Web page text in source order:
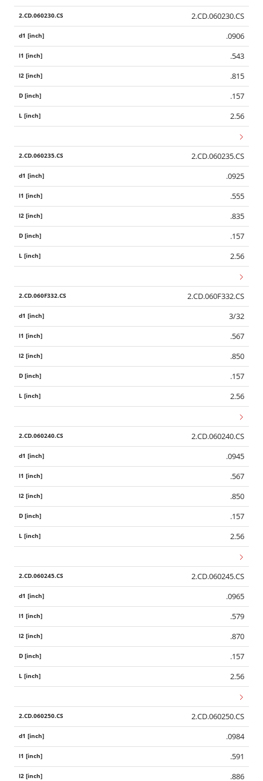
2.CD.060230.CS
.0906
.543
.815
.157
2.56
2.CD.060235.CS
.0925
.555
.835
.157
2.56
2.CD.060F332.CS
3/32
.567
.850
.157
2.56
2.CD.060240.CS
.0945
.567
.850
.157
2.56
2.CD.060245.CS
.0965
.579
.870
.157
2.56
2.CD.060250.CS
.0984
.591
.886